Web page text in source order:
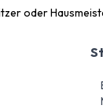
oder